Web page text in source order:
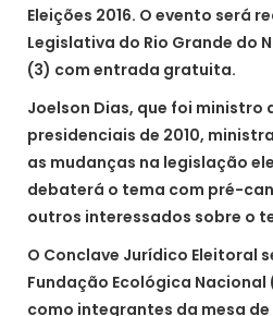
Eleições 2016. O evento será
Legislativa do Rio Grande do
(3) com entrada gratuita.
Joelson Dias, que foi ministro
presidenciais de 2010,
as mudanças na legislação
debaterá o tema com pré-
outros interessados sobre o
O Conclave Jurídico Eleitoral
Fundação Ecológica Nacional
como integrantes da mesa de